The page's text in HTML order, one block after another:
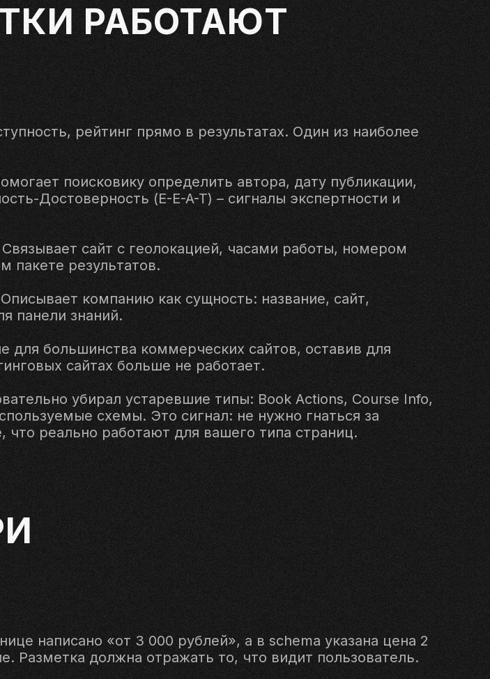
РАБОТАЮТ
рейтинг прямо в результатах. Один из наиболее
поисковику определить автора, дату публикации,
Достоверность (E-E-A-T) – сигналы экспертности и
сайт с геолокацией, часами работы, номером
пакете результатов.
компанию как сущность: название, сайт,
панели знаний.
для большинства коммерческих сайтов, оставив для
сайтах больше не работает.
убирал устаревшие типы: Book Actions, Course Info,
схемы. Это сигнал: не нужно гнаться за
реально работают для вашего типа страниц.
написано «от 3 000 рублей», а в schema указана цена 2
Разметка должна отражать то, что видит пользователь.